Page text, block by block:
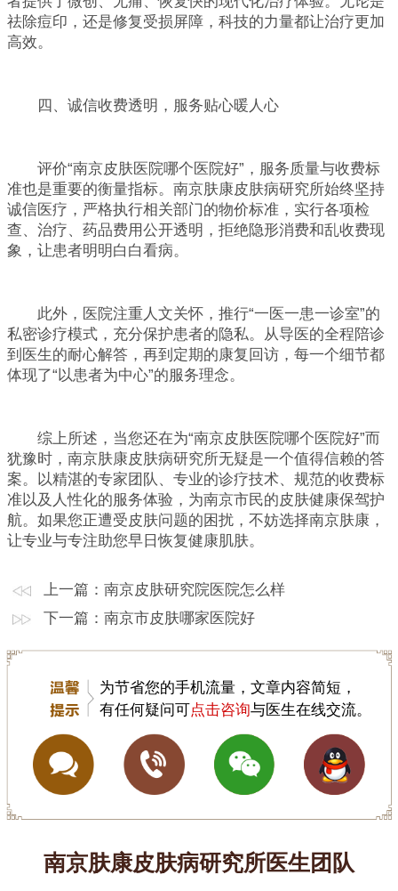
祛除痘印，还是修复受损屏障，科技的力量都让治疗更加
高效。
四、诚信收费透明，服务贴心暖人心
评价“南京皮肤医院哪个医院好”，服务质量与收费标
准也是重要的衡量指标。南京肤康皮肤病研究所始终坚持
诚信医疗，严格执行相关部门的物价标准，实行各项检
查、治疗、药品费用公开透明，拒绝隐形消费和乱收费现
象，让患者明明白白看病。
此外，医院注重人文关怀，推行“一医一患一诊室”的
私密诊疗模式，充分保护患者的隐私。从导医的全程陪诊
到医生的耐心解答，再到定期的康复回访，每一个细节都
体现了“以患者为中心”的服务理念。
综上所述，当您还在为“南京皮肤医院哪个医院好”而
犹豫时，南京肤康皮肤病研究所无疑是一个值得信赖的答
案。以精湛的专家团队、专业的诊疗技术、规范的收费标
准以及人性化的服务体验，为南京市民的皮肤健康保驾护
航。如果您正遭受皮肤问题的困扰，不妨选择南京肤康，
让专业与专注助您早日恢复健康肌肤。
上一篇： 南京皮肤研究院医院怎么样
下一篇： 南京市皮肤哪家医院好
为节省您的手机流量，文章内容简短，
有任何疑问可点击咨询与医生在线交流。
南京肤康皮肤病研究所医生团队